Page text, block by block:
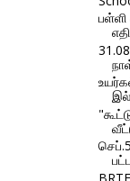
பள்ளி